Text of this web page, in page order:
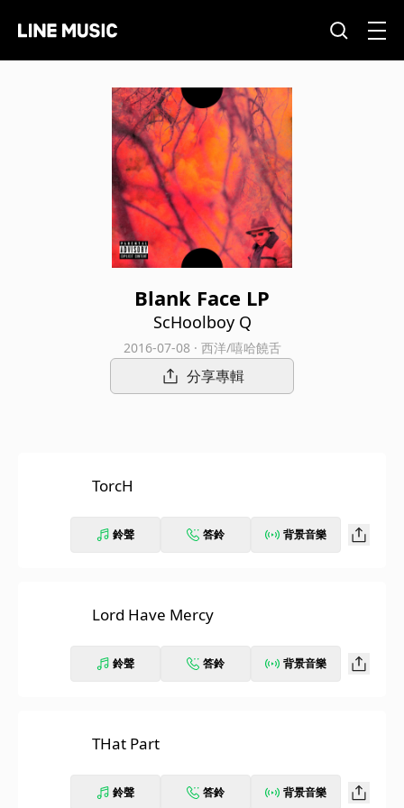
Blank Face LP
ScHoolboy Q
2016-07-08 · 西洋/嘻哈饒舌
分享專輯
TorcH
鈴聲 答鈴 背景音樂
Lord Have Mercy
鈴聲 答鈴 背景音樂
THat Part
鈴聲 答鈴 背景音樂